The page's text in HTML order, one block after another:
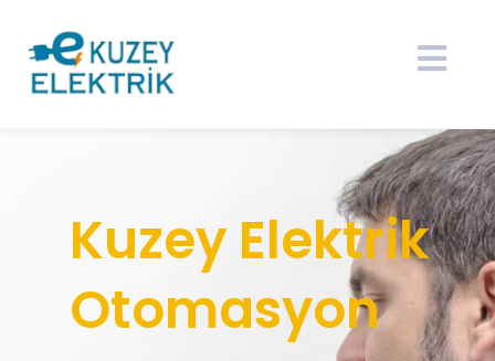
Kuzey Elektrik
Otomasyon